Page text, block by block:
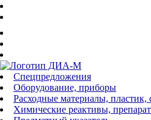
Спецпредложения
Оборудование, приборы
Расходные материалы, пластик,
Химические реактивы,